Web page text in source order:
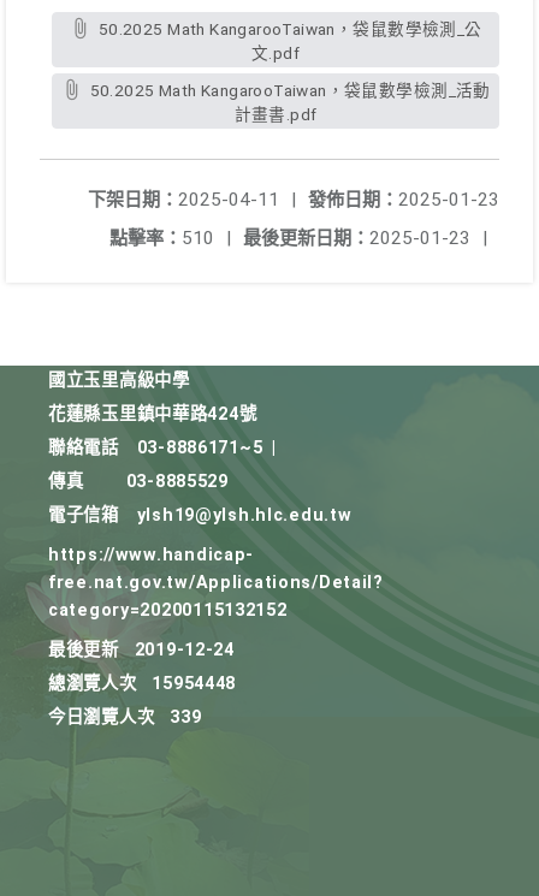
文.pdf
計畫書.pdf
發佈日期： 2025-01-23
下架日期： 2025-04-11
|
最後更新日期： 2025-01-23 |
點擊率： 510 |
國立玉里高級中學
花蓮縣玉里鎮中華路424號
聯絡電話
03-8886171~5
傳真
03-8885529
電子信箱
ylsh19@ylsh.hlc.edu.tw
https://www.handicap-
free.nat.gov.tw/Applications/Detail?
category=20200115132152
最後更新
2019-12-24
總瀏覽人次
15954448
今日瀏覽人次
339